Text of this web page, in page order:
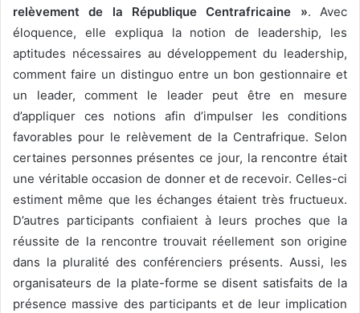
relèvement de la République Centrafricaine ». Avec
éloquence, elle expliqua la notion de leadership, les
aptitudes nécessaires au développement du leadership,
comment faire un distinguo entre un bon gestionnaire et
un leader, comment le leader peut être en mesure
d’appliquer ces notions afin d’impulser les conditions
favorables pour le relèvement de la Centrafrique. Selon
certaines personnes présentes ce jour, la rencontre était
une véritable occasion de donner et de recevoir. Celles-ci
estiment même que les échanges étaient très fructueux.
D’autres participants confiaient à leurs proches que la
réussite de la rencontre trouvait réellement son origine
dans la pluralité des conférenciers présents. Aussi, les
organisateurs de la plate-forme se disent satisfaits de la
présence massive des participants et de leur implication